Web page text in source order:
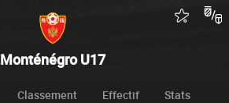
Monténégro U17
Classement Effectif Stats